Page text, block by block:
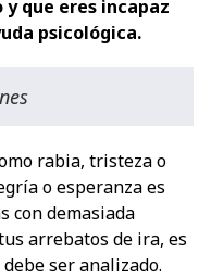
que eres incapaz
psicológica.
rabia, tristeza o
o esperanza es
con demasiada
arrebatos de ira, es
ser analizado.